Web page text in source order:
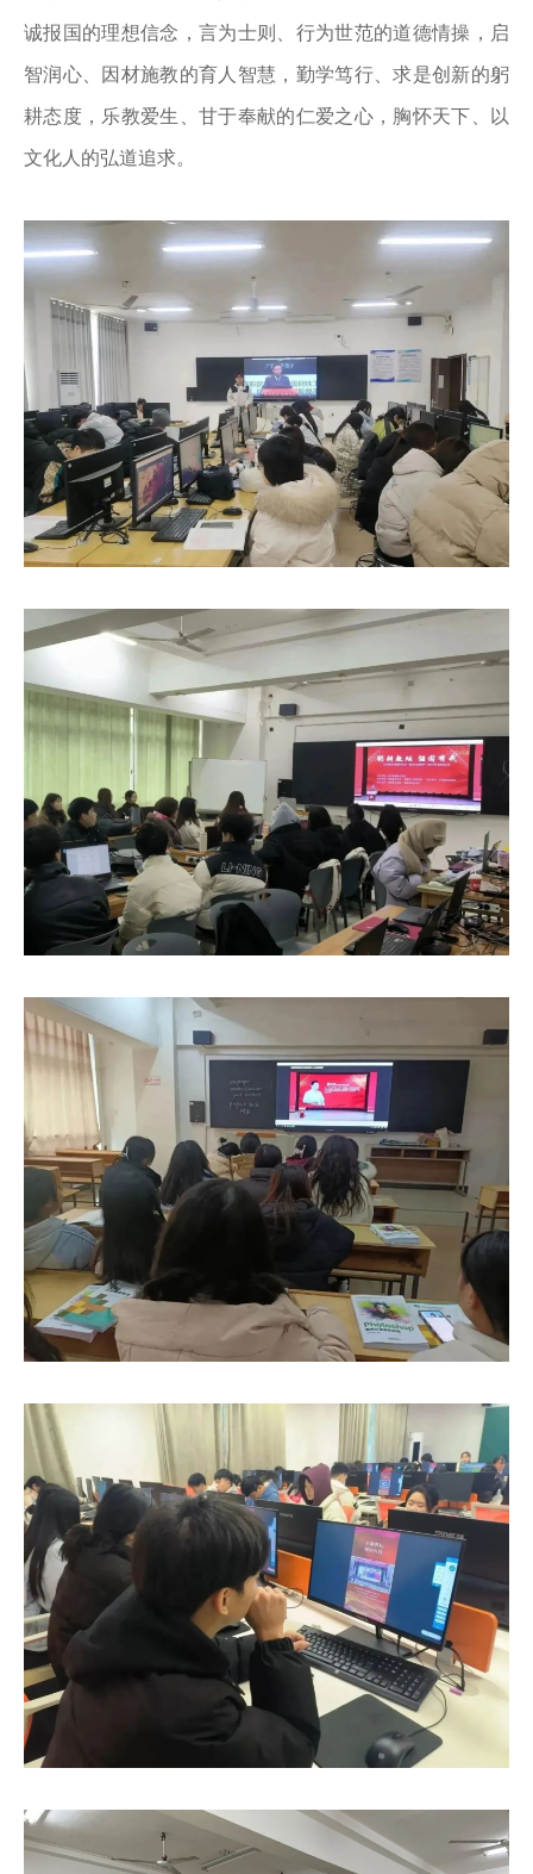
诚报国的理想信念，言为士则、行为世范的道德情操，启
智润心、因材施教的育人智慧，勤学笃行、求是创新的躬
耕态度，乐教爱生、甘于奉献的仁爱之心，胸怀天下、以
文化人的弘道追求。